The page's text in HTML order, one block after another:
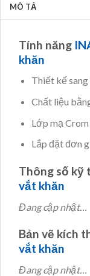
MÔ TẢ
Tính năng
khăn
Thiết kế
Chất liệu
Lớp mạ
Lắp đặt đơn
Thông số kỹ
vắt khăn
Đang cập nhật…
Bản vẽ kích
vắt khăn
Đang cập nhật…